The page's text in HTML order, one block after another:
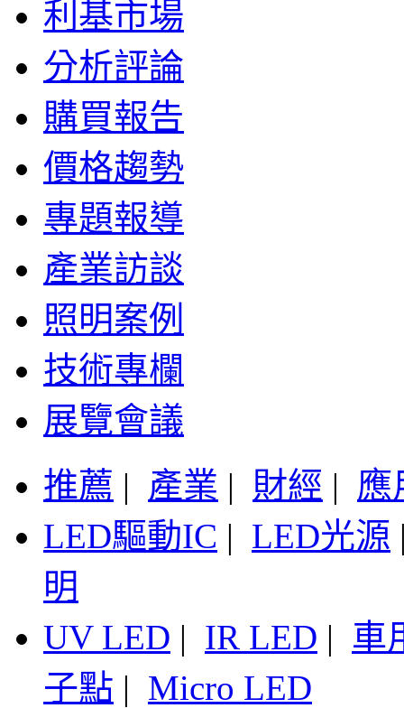
利基市場
分析評論
購買報告
價格趨勢
專題報導
產業訪談
照明案例
技術專欄
展覽會議
推薦 | 產業 | 財經 | 應
LED驅動IC | LED光源
明
UV LED | IR LED | 車
子點 | Micro LED